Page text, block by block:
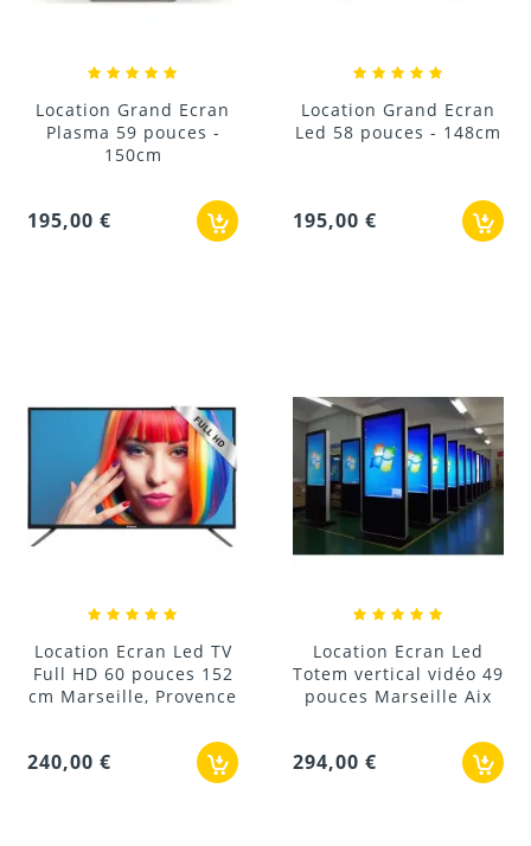
Location Grand Ecran
Plasma 59 pouces -
150cm
195,00 €
Location Grand Ecran
Led 58 pouces - 148cm
195,00 €
Location Ecran Led TV
Full HD 60 pouces 152
cm Marseille, Provence
240,00 €
Location Ecran Led
Totem vertical vidéo 49
pouces Marseille Aix
294,00 €